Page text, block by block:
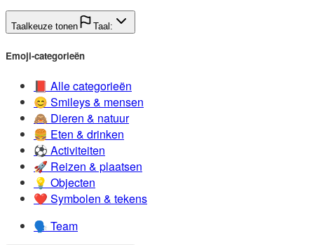
Taalkeuze tonen Taal:
Emoji-categorieën
📕️ Alle categorieën
😊️ Smileys & mensen
🙈️ Dieren & natuur
🍔️ Eten & drinken
⚽️ Activiteiten
🚀️ Reizen & plaatsen
💡️ Objecten
❤️ Symbolen & tekens
🗣️ Team